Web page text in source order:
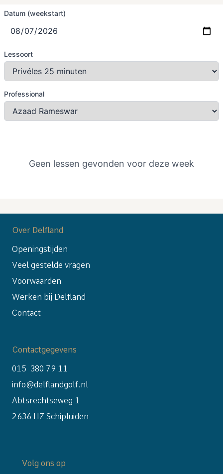
Datum (weekstart)
Lessoort
Professional
Geen lessen gevonden voor deze week
Over Delfland
Openingstijden
Veel gestelde vragen
Voorwaarden
Werken bij Delfland
Contact
Contactgegevens
015 380 79 11
info@delflandgolf.nl
Abtsrechtseweg 1
2636 HZ Schipluiden
Volg ons op